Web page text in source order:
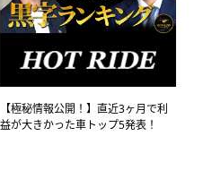
【極秘情報公開！】直近3ヶ月で利
益が大きかった車トップ5発表！